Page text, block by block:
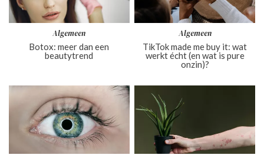
Algemeen
Botox: meer dan een
beautytrend
Algemeen
TikTok made me buy it: wat
werkt écht (en wat is pure
onzin)?